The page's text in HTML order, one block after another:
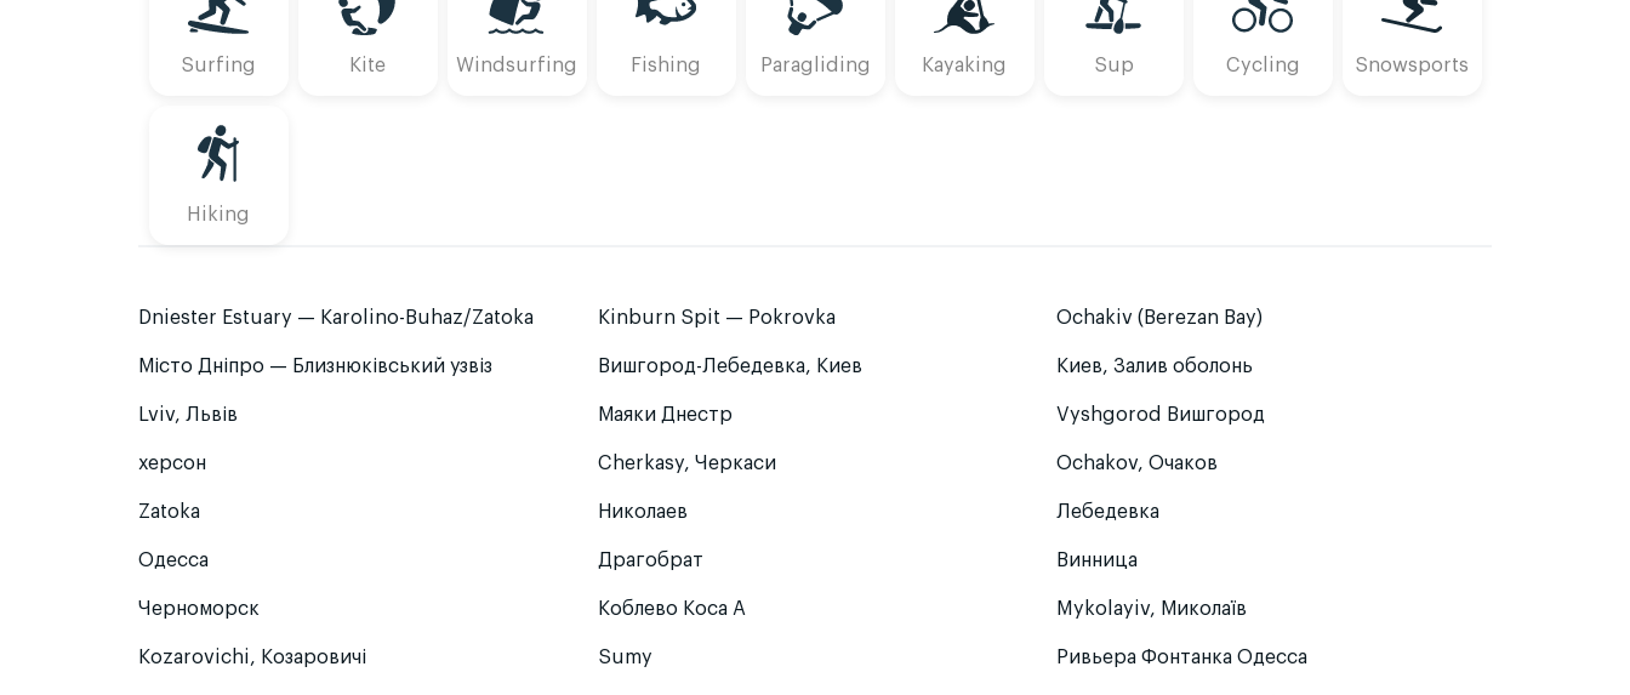
Surfing Kite Windsurfing Fishing Paragliding Kayaking Sup Cycling Snowsports
Hiking
Dniester Estuary — Karolino-Buhaz/Zatoka Kinburn Spit — Pokrovka Ochakiv (Berezan Bay)
Місто Дніпро — Близнюківський узвіз Вишгород-Лебедевка, Киев Киев, Залив оболонь
Lviv, Львів Маяки Днестр Vyshgorod Вишгород
херсон Cherkasy, Черкаси Ochakov, Очаков
Zatoka Николаев Лебедевка
Одесса Драгобрат Винница
Черноморск Коблево Коса А Mykolayiv, Миколаїв
Kozarovichi, Козаровичі Sumy Ривьера Фонтанка Одесса